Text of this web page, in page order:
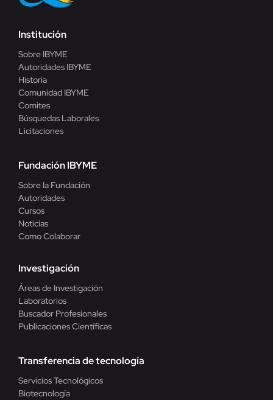
Institución
Sobre IBYME
Autoridades IBYME
Historia
Comunidad IBYME
Comites
Búsquedas Laborales
Licitaciones
Fundación IBYME
Sobre la Fundación
Autoridades
Cursos
Noticias
Como Colaborar
Investigación
Áreas de Investigación
Laboratorios
Buscador Profesionales
Publicaciones Científicas
Transferencia de tecnología
Servicios Tecnológicos
Biotecnología